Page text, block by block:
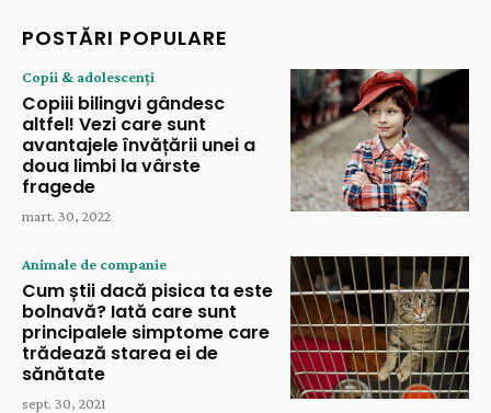
POSTĂRI POPULARE
Copii & adolescenți
Copiii bilingvi gândesc
altfel! Vezi care sunt
avantajele învățării unei a
doua limbi la vârste
fragede
mart. 30, 2022
Animale de companie
Cum știi dacă pisica ta este
bolnavă? Iată care sunt
principalele simptome care
trădează starea ei de
sănătate
sept. 30, 2021